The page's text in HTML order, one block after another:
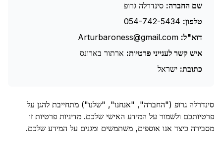
שם החברה: סינדרלה גרופ
טלפון:
דוא"ל:
איש קשר לענייני פרטיות: ארתור בארונס
כתובת: ישראל
סינדרלה גרופ ("החברה", "אנחנו", "שלנו") מתחייבת להגן על
פרטיותכם ולשמור על המידע האישי שלכם. מדיניות פרטיות זו
מסבירה כיצד אנו אוספים, משתמשים ומגנים על המידע שלכם.